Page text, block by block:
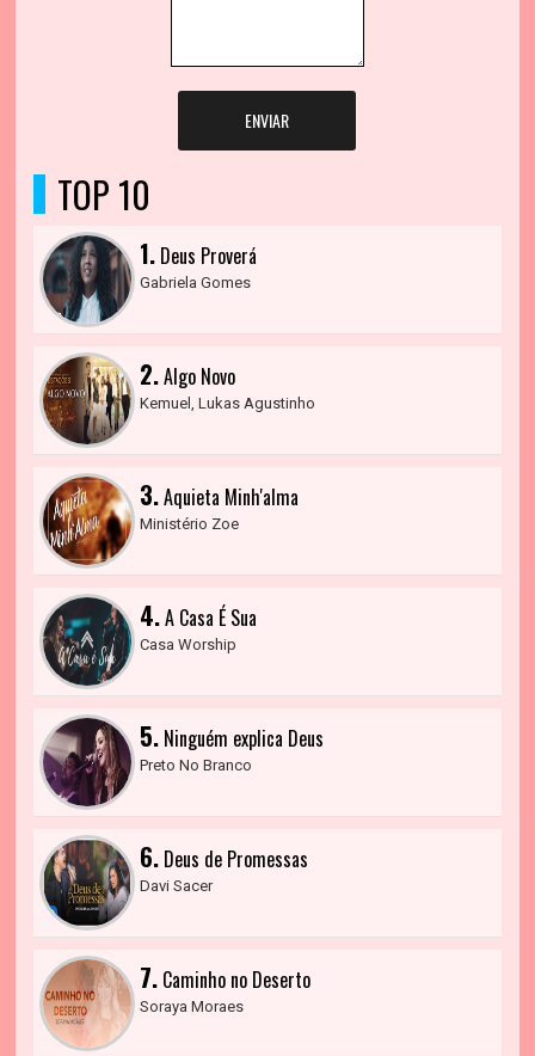
ENVIAR
TOP 10
1. Deus Proverá
Gabriela Gomes
2.Algo Novo
Kemuel, Lukas Agustinho
3.Aquieta Minh'alma
Ministério Zoe
4.A Casa É Sua
Casa Worship
5. Ninguém explica Deus
Preto No Branco
6. Deus de Promessas
Davi Sacer
7. Caminho no Deserto
Soraya Moraes